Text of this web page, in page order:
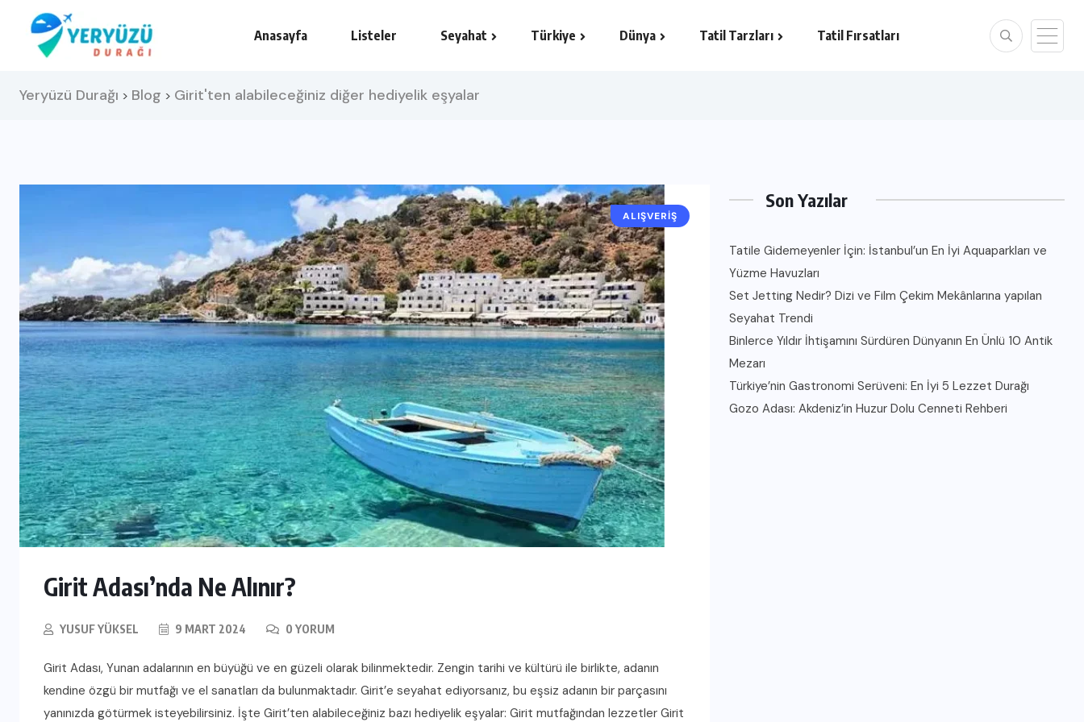
Anasayfa Listeler Seyahat Türkiye Dünya Tatil Tarzları Tatil Fırsatları
Yeryüzü Durağı > Blog > Girit'ten alabileceğiniz diğer hediyelik eşyalar
ALIŞVERIŞ
Girit Adası’nda Ne Alınır?
YUSUF YÜKSEL 9 MART 2024 0 YORUM
Girit Adası, Yunan adalarının en büyüğü ve en güzeli olarak bilinmektedir. Zengin tarihi ve kültürü ile birlikte, adanın
kendine özgü bir mutfağı ve el sanatları da bulunmaktadır. Girit’e seyahat ediyorsanız, bu eşsiz adanın bir parçasını
yanınızda götürmek isteyebilirsiniz. İşte Girit’ten alabileceğiniz bazı hediyelik eşyalar: Girit mutfağından lezzetler Girit
Son Yazılar
Tatile Gidemeyenler İçin: İstanbul’un En İyi Aquaparkları ve
Yüzme Havuzları
Set Jetting Nedir? Dizi ve Film Çekim Mekânlarına yapılan
Seyahat Trendi
Binlerce Yıldır İhtişamını Sürdüren Dünyanın En Ünlü 10 Antik
Mezarı
Türkiye’nin Gastronomi Serüveni: En İyi 5 Lezzet Durağı
Gozo Adası: Akdeniz’in Huzur Dolu Cenneti Rehberi